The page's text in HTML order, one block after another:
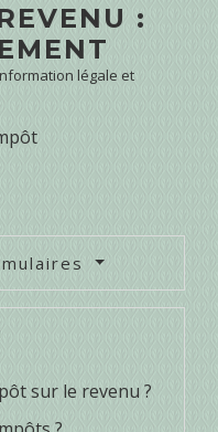
:
légale et
sur le revenu ?